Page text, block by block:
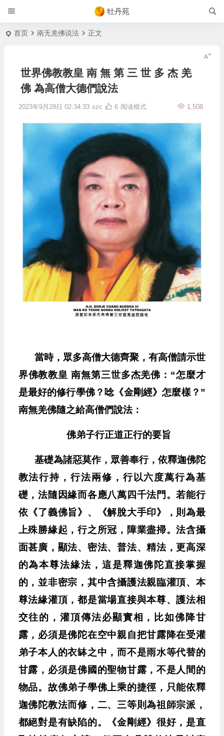
牡丹苑
首页 南无羌佛说法 正文
世界佛教教皇 南 無 第 三 世 多 杰 羌
佛 為高僧大德們說法
2023年9月28日 02:34:33 szc 1,508
6 阅读模式
當時，眾多高僧大德齊聚，有高僧請示世
界佛教教皇 南無第三世多杰羌佛：“怎麼才
是最好的修行學佛？唸《金剛經》怎麼樣？”
南無羌佛隨之給高僧們說法：
佛弟子行正道正行的要旨
基礎為諸惡莫作，眾善奉行，依釋迦佛陀
教法行持，行法兩修，行以六度萬行為基
礎，法隨因緣而各應八萬四千法門。若能行
依《了義佛旨》、《解脫大手印》，則為最
上殊勝緣起，行之所冠，障業盡掃。法含攝
面甚廣，顯法、密法、普法、精法，更高深
的為本尊法緣法，這是釋迦佛陀直接掌握
的，並非密宗，其中含攝護法親臨灌頂、本
尊法緣灌頂，都是當場直接與本尊、護法相
交往的，灌頂傳法必顯實相，比如佛降甘
露，必須是佛陀在空中親自把甘露降在受灌
弟子本人的衣缽之中，而不是雨水等代替的
甘露，必須是佛國的聖物甘露，不是人間的
物品。故佛弟子學佛上乘的捷徑，只能依釋
迦佛陀教法而修，二、三等則為祖師宗派，
都絕對是有缺陷的。《金剛經》很好，是直